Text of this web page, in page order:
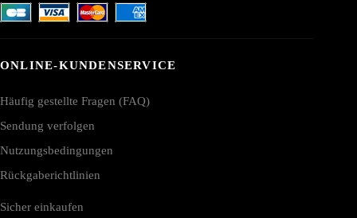
ONLINE-KUNDENSERVICE
Häufig gestellte Fragen (FAQ)
Sendung verfolgen
Nutzungsbedingungen
Rückgaberichtlinien
Sicher einkaufen